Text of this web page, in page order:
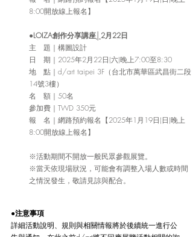
8:00開放線上報名】
●LOIZA創作分享講座 2月22日
主   題｜構圖設計
日　期｜2025年2月22日(六)晚上7:00至8:30
地　點｜d/art taipei 3F（台北市萬華區武昌街二段
14號3樓）
名　額｜50名
參加費｜TWD 350元
報　名｜網路預約報名【2025年1月19日(日)晚上
8:00開放線上報名】
※活動期間不開放一般民眾參觀展覽。
※當天依現場狀況，可能會有調整入場人數或時間
之情況發生，敬請見諒與配合。
●注意事項
詳細活動說明、規則與相關情報將於後續統一進行公